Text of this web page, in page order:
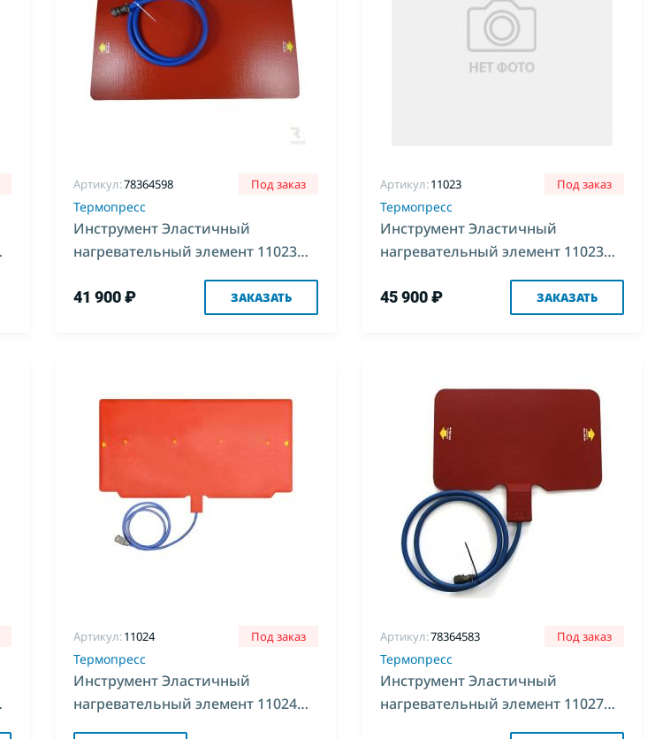
Артикул:78364598 Под заказ
Термопресс
Инструмент Эластичный
нагревательный элемент 11023
41 900 ₽ ЗАКАЗАТЬ
Артикул:11023 Под заказ
Термопресс
Инструмент Эластичный
нагревательный элемент 11023
45 900 ₽ ЗАКАЗАТЬ
Артикул:11024 Под заказ
Термопресс
Инструмент Эластичный
нагревательный элемент 11024
Артикул:78364583 Под заказ
Термопресс
Инструмент Эластичный
нагревательный элемент 11027